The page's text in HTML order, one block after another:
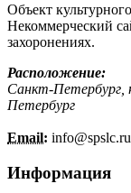
Объект
Некоммерческий
захоронениях.
Расположение:
Санкт-Петербург,
Петербург
Email: info@spslc.ru
Информация